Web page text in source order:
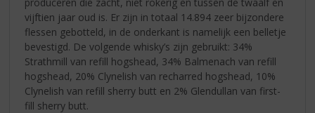
vijftien jaar oud is. Er zijn in totaal 14.894 zeer bijzondere
flessen gebotteld, in de onderkant is namelijk een belletje
bevestigd. De volgende whisky’s zijn gebruikt: 34%
Strathmill van refill hogshead, 34% Balmenach van refill
hogshead, 20% Clynelish van recharred hogshead, 10%
Clynelish van refill sherry butt en 2% Glendullan van first-
fill sherry butt.